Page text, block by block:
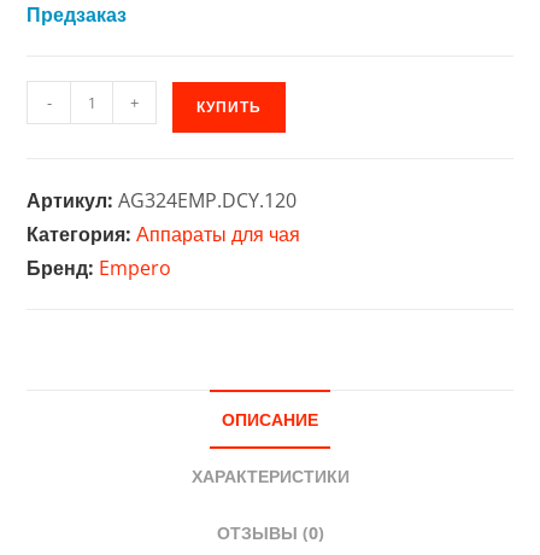
Предзаказ
Количество
товара
чайником
Empero
EMP.DCY.120
- + КУПИТЬ
Артикул:AG324EMP.DCY.120
Категория:Аппараты для чая
Бренд: Empero
ОПИСАНИЕ
ХАРАКТЕРИСТИКИ
ОТЗЫВЫ (0)